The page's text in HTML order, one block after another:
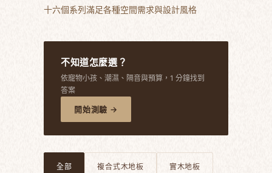
十六個系列滿足各種空間需求與設計風格
不知道怎麼選？
依寵物小孩、潮濕、隔音與預算，1 分鐘找到
答案
開始測驗 →
全部 複合式木地板 實木地板